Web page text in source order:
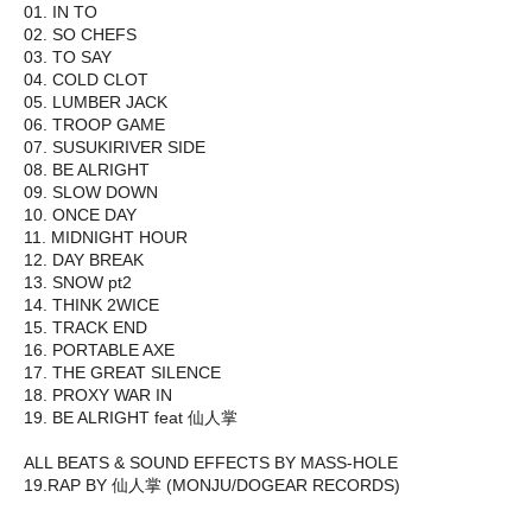
01. IN TO
02. SO CHEFS
03. TO SAY
04. COLD CLOT
05. LUMBER JACK
06. TROOP GAME
07. SUSUKIRIVER SIDE
08. BE ALRIGHT
09. SLOW DOWN
10. ONCE DAY
11. MIDNIGHT HOUR
12. DAY BREAK
13. SNOW pt2
14. THINK 2WICE
15. TRACK END
16. PORTABLE AXE
17. THE GREAT SILENCE
18. PROXY WAR IN
19. BE ALRIGHT feat 仙人掌
ALL BEATS & SOUND EFFECTS BY MASS-HOLE
19.RAP BY 仙人掌 (MONJU/DOGEAR RECORDS)